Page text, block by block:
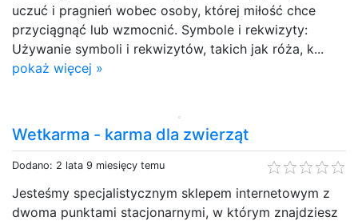
uczuć i pragnień wobec osoby, której miłość chce
przyciągnąć lub wzmocnić. Symbole i rekwizyty:
Używanie symboli i rekwizytów, takich jak róża, k...
pokaż więcej »
Wetkarma - karma dla zwierząt
Dodano: 2 lata 9 miesięcy temu
Jesteśmy specjalistycznym sklepem internetowym z
dwoma punktami stacjonarnymi, w którym znajdziesz